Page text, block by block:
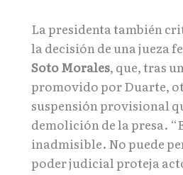
La presidenta también
la decisión de una jueza
Soto Morales, que, tras
promovido por Duarte,
suspensión provisional
demolición de la presa.
inadmisible. No puede
poder judicial proteja